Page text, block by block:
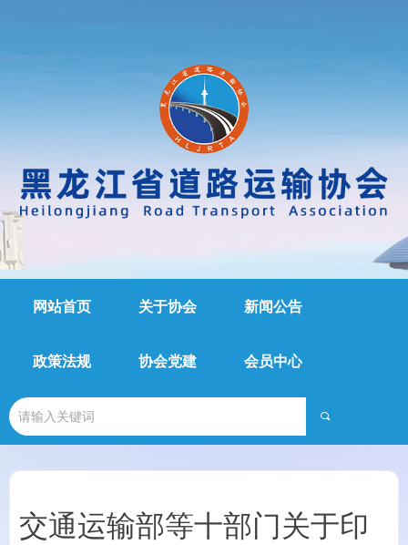
끠
网站首页 关于协会 新闻公告
政策法规 协会党建 会员中心
交通运输部等十部门关于印